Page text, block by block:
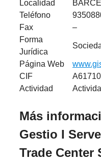
Localidad
Teléfono
Fax
–
Forma
Jurídica
Página Web
CIF
Actividad
Más
Gestio I
Trade Center